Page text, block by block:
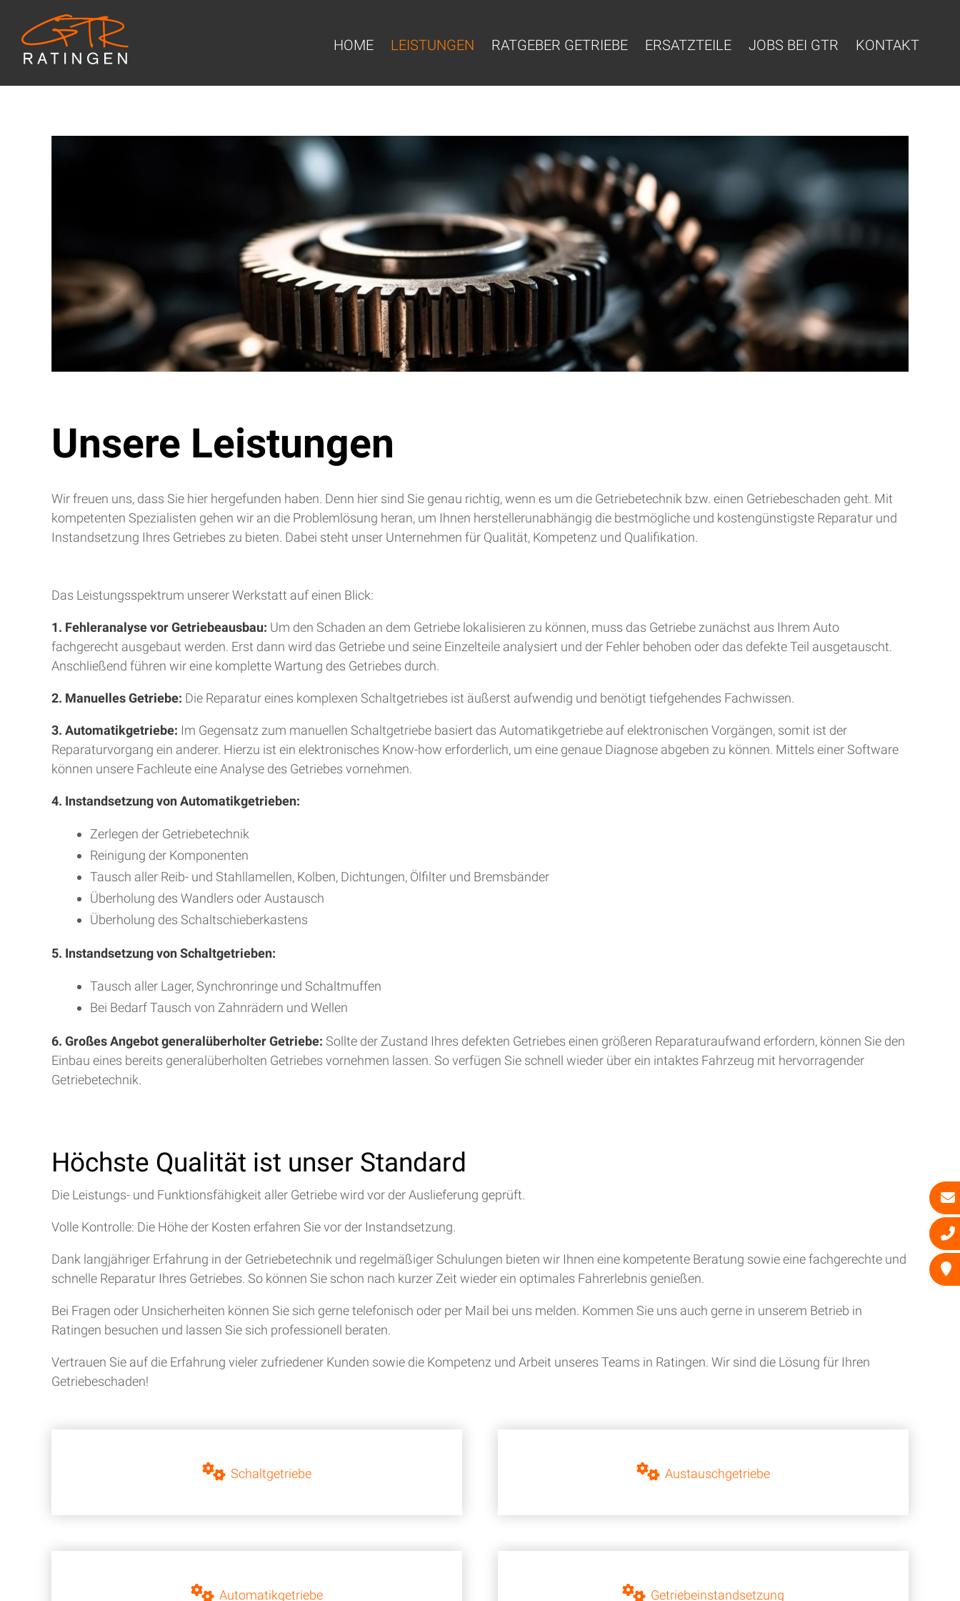
HOME LEISTUNGEN RATGEBER GETRIEBE ERSATZTEILE JOBS BEI GTR KONTAKT
Unsere Leistungen
Wir freuen uns, dass Sie hier hergefunden haben. Denn hier sind Sie genau richtig, wenn es um die Getriebetechnik bzw. einen Getriebeschaden geht. Mit
kompetenten Spezialisten gehen wir an die Problemlösung heran, um Ihnen herstellerunabhängig die bestmögliche und kostengünstigste Reparatur und
Instandsetzung Ihres Getriebes zu bieten. Dabei steht unser Unternehmen für Qualität, Kompetenz und Qualifikation.
Das Leistungsspektrum unserer Werkstatt auf einen Blick:
1. Fehleranalyse vor Getriebeausbau: Um den Schaden an dem Getriebe lokalisieren zu können, muss das Getriebe zunächst aus Ihrem Auto
fachgerecht ausgebaut werden. Erst dann wird das Getriebe und seine Einzelteile analysiert und der Fehler behoben oder das defekte Teil ausgetauscht.
Anschließend führen wir eine komplette Wartung des Getriebes durch.
2. Manuelles Getriebe: Die Reparatur eines komplexen Schaltgetriebes ist äußerst aufwendig und benötigt tiefgehendes Fachwissen.
3. Automatikgetriebe: Im Gegensatz zum manuellen Schaltgetriebe basiert das Automatikgetriebe auf elektronischen Vorgängen, somit ist der
Reparaturvorgang ein anderer. Hierzu ist ein elektronisches Know-how erforderlich, um eine genaue Diagnose abgeben zu können. Mittels einer Software
können unsere Fachleute eine Analyse des Getriebes vornehmen.
4. Instandsetzung von Automatikgetrieben:
Zerlegen der Getriebetechnik
Reinigung der Komponenten
Tausch aller Reib- und Stahllamellen, Kolben, Dichtungen, Ölfilter und Bremsbänder
Überholung des Wandlers oder Austausch
Überholung des Schaltschieberkastens
5. Instandsetzung von Schaltgetrieben:
Tausch aller Lager, Synchronringe und Schaltmuffen
Bei Bedarf Tausch von Zahnrädern und Wellen
6. Großes Angebot generalüberholter Getriebe: Sollte der Zustand Ihres defekten Getriebes einen größeren Reparaturaufwand erfordern, können Sie den
Einbau eines bereits generalüberholten Getriebes vornehmen lassen. So verfügen Sie schnell wieder über ein intaktes Fahrzeug mit hervorragender
Getriebetechnik.
Höchste Qualität ist unser Standard
Die Leistungs- und Funktionsfähigkeit aller Getriebe wird vor der Auslieferung geprüft.
Volle Kontrolle: Die Höhe der Kosten erfahren Sie vor der Instandsetzung.
Dank langjähriger Erfahrung in der Getriebetechnik und regelmäßiger Schulungen bieten wir Ihnen eine kompetente Beratung sowie eine fachgerechte und
schnelle Reparatur Ihres Getriebes. So können Sie schon nach kurzer Zeit wieder ein optimales Fahrerlebnis genießen.
Bei Fragen oder Unsicherheiten können Sie sich gerne telefonisch oder per Mail bei uns melden. Kommen Sie uns auch gerne in unserem Betrieb in
Ratingen besuchen und lassen Sie sich professionell beraten.
Vertrauen Sie auf die Erfahrung vieler zufriedener Kunden sowie die Kompetenz und Arbeit unseres Teams in Ratingen. Wir sind die Lösung für Ihren
Getriebeschaden!
Schaltgetriebe Austauschgetriebe
Automatikgetriebe Getriebeinstandsetzung